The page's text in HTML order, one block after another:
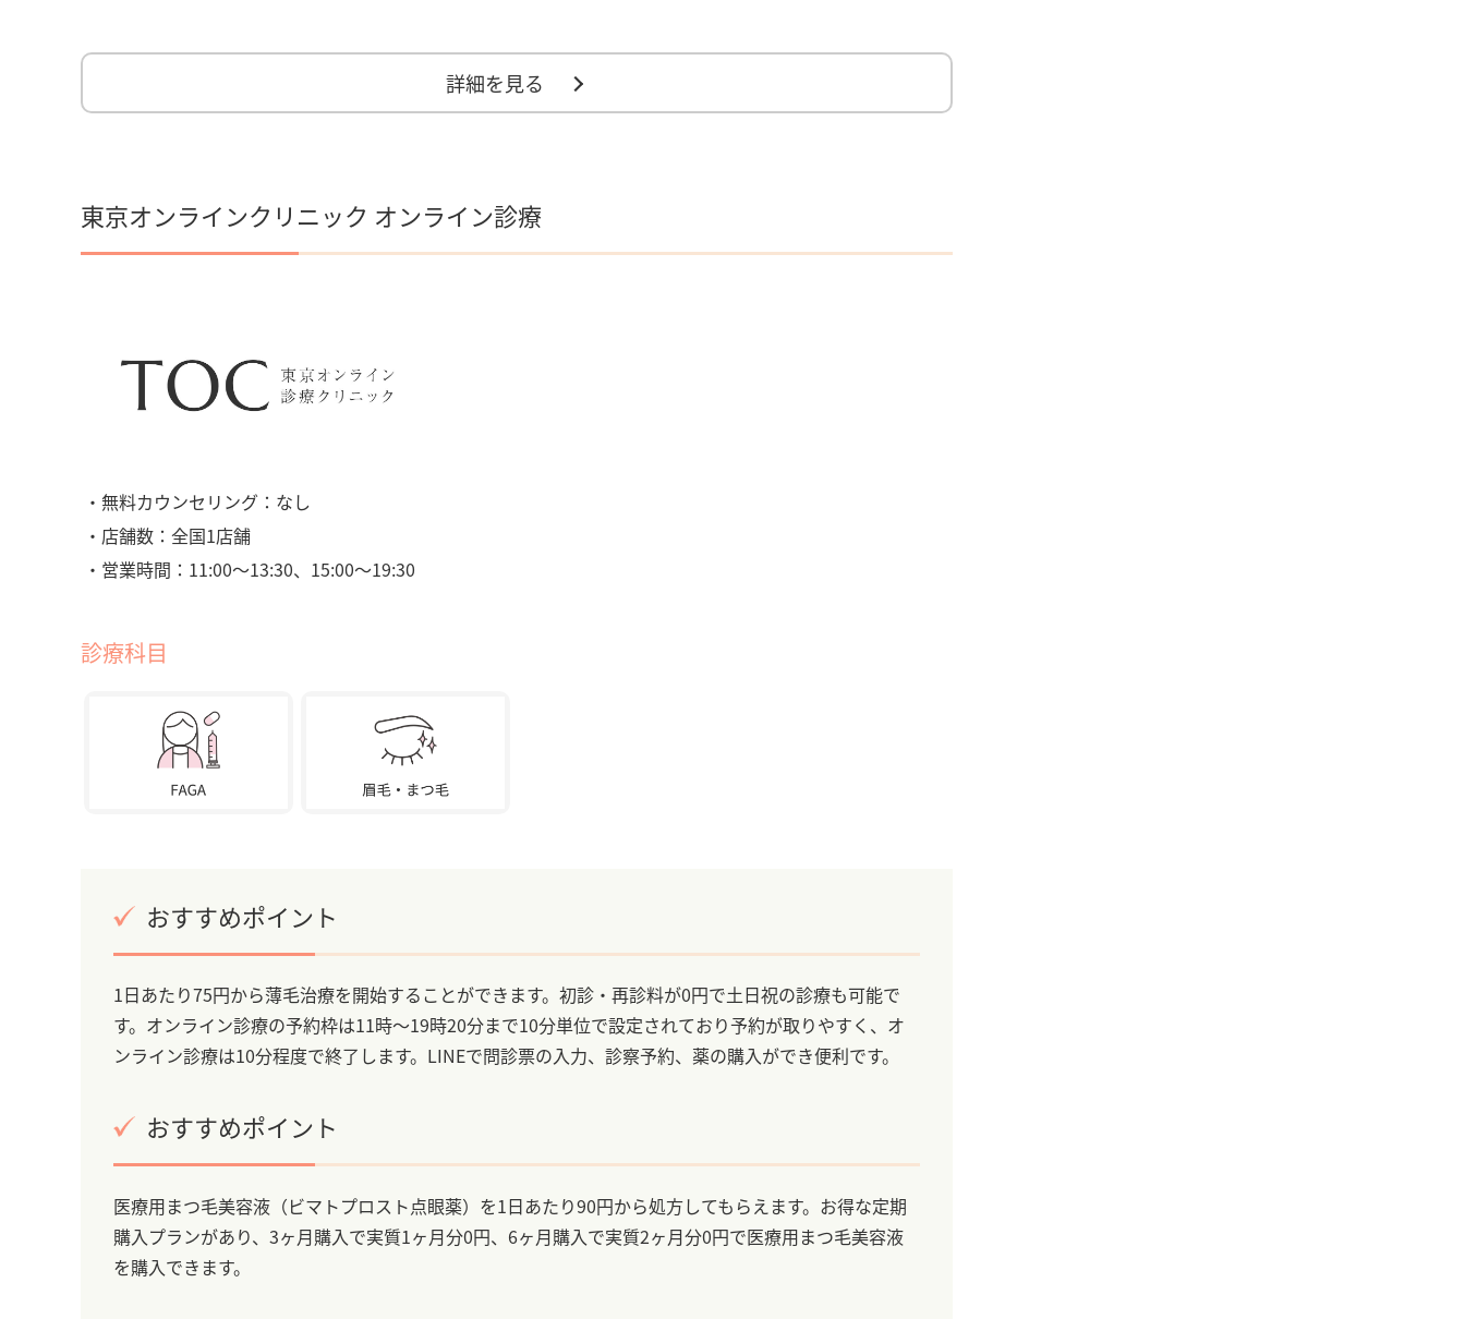
詳細を見る
東京オンラインクリニック オンライン診療
・無料カウンセリング：なし
・店舗数：全国1店舗
・営業時間：11:00〜13:30、15:00〜19:30
診療科目
おすすめポイント
1日あたり75円から薄毛治療を開始することができます。初診・再診料が0円で土日祝の診療も可能で
す。オンライン診療の予約枠は11時～19時20分まで10分単位で設定されており予約が取りやすく、オ
ンライン診療は10分程度で終了します。LINEで問診票の入力、診察予約、薬の購入ができ便利です。
おすすめポイント
医療用まつ毛美容液（ビマトプロスト点眼薬）を1日あたり90円から処方してもらえます。お得な定期
購入プランがあり、3ヶ月購入で実質1ヶ月分0円、6ヶ月購入で実質2ヶ月分0円で医療用まつ毛美容液
を購入できます。